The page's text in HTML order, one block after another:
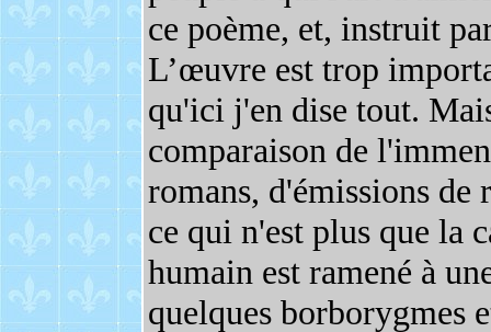
ce poème, et, instruit
L’œuvre est trop
qu'ici j'en dise tout.
comparaison de
romans, d'émissions
ce qui n'est plus que la
humain est ramené à
quelques borborygmes